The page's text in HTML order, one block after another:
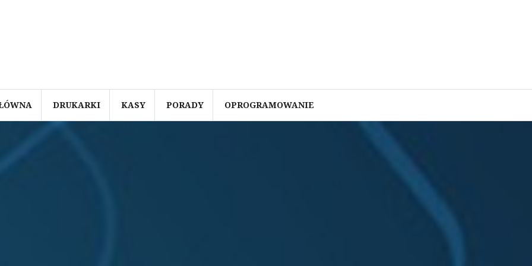
DRUKARKI KASY PORADY OPROGRAMOWANIE